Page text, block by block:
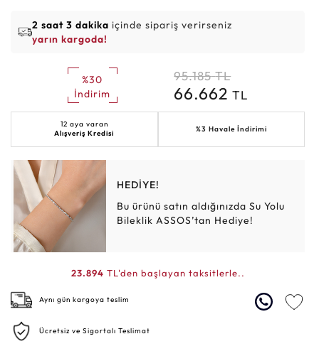
2 saat 3 dakika içinde sipariş verirseniz
yarın kargoda!
%30
İndirim
95.185 TL
66.662TL
12 aya varan
Alışveriş Kredisi
%3 Havale İndirimi
HEDİYE!
Bu ürünü satın aldığınızda Su Yolu
Bileklik ASSOS’tan Hediye!
23.894 TL'den başlayan taksitlerle..
Aynı gün kargoya teslim
Ücretsiz ve Sigortalı Teslimat